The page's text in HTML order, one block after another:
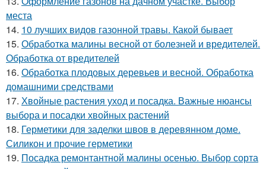
места
14. 10 лучших видов газонной травы. Какой бывает
15. Обработка малины весной от болезней и вредителей.
Обработка от вредителей
16. Обработка плодовых деревьев и весной. Обработка
домашними средствами
17. Хвойные растения уход и посадка. Важные нюансы
выбора и посадки хвойных растений
18. Герметики для заделки швов в деревянном доме.
Силикон и прочие герметики
19. Посадка ремонтантной малины осенью. Выбор сорта